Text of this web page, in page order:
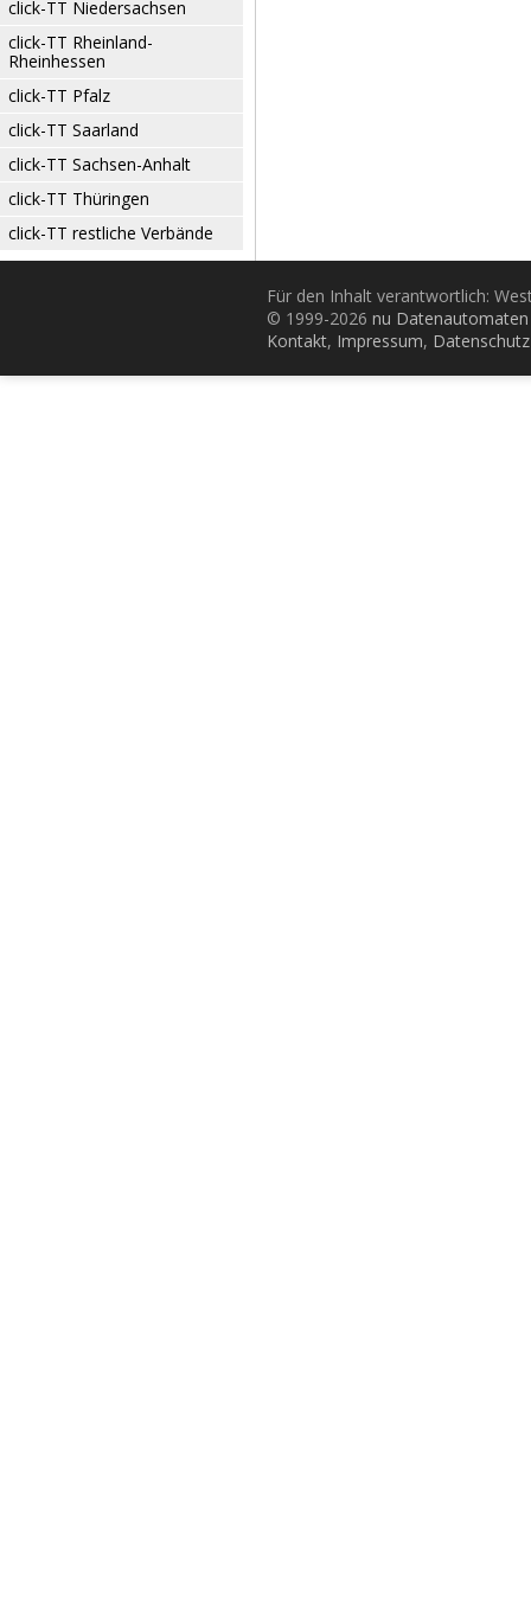
click-TT Niedersachsen
click-TT Rheinland-
Rheinhessen
click-TT Pfalz
click-TT Saarland
click-TT Sachsen-Anhalt
click-TT Thüringen
click-TT restliche Verbände
Für den Inhalt verantwortlich:
© 1999-2026 nu
Kontakt, Impressum, Datenschutz